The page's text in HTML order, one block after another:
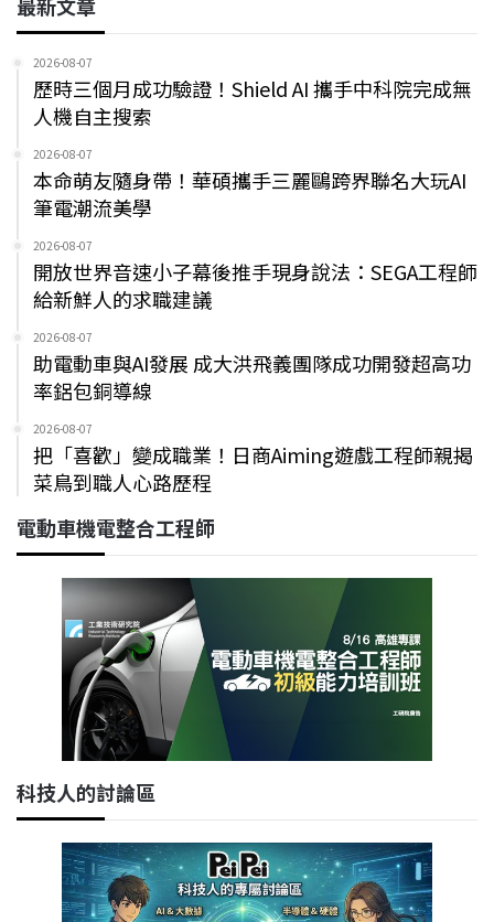
2026-08-07
歷時三個月成功驗證！Shield AI 攜手中科院完成無
人機自主搜索
2026-08-07
本命萌友隨身帶！華碩攜手三麗鷗跨界聯名大玩AI
筆電潮流美學
2026-08-07
開放世界音速小子幕後推手現身說法：SEGA工程師
給新鮮人的求職建議
2026-08-07
助電動車與AI發展 成大洪飛義團隊成功開發超高功
率鋁包銅導線
2026-08-07
把「喜歡」變成職業！日商Aiming遊戲工程師親揭
菜鳥到職人心路歷程
電動車機電整合工程師
科技人的討論區